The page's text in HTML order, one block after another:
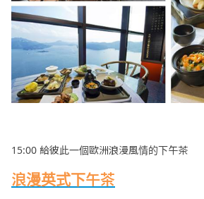
15:00 給彼此一個歐洲浪漫風情的下午茶
浪漫英式下午茶